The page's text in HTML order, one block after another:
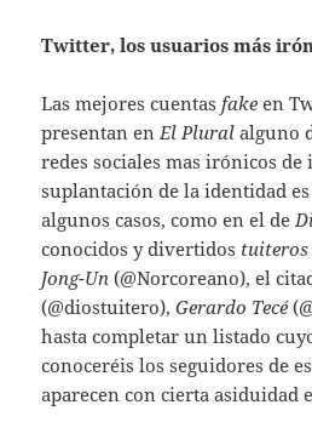
Twitter, los usuarios más
Las mejores cuentas fake en
presentan en El Plural alguno
redes sociales mas irónicos
suplantación de la identidad
algunos casos, como en el de
conocidos y divertidos tuiteros
Jong-Un (@Norcoreano), el
(@diostuitero),Gerardo Tecé
hasta completar un listado
conoceréis los seguidores de
aparecen con cierta asiduidad